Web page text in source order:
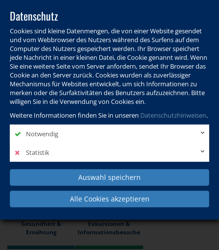
Datenschutz
Cookies sind kleine Datenmengen, die von einer Website gesendet
und vom Webbrowser des Nutzers während des Surfens auf dem
Computer des Nutzers gespeichert werden. Ihr Browser speichert
jede Nachricht in einer kleinen Datei, die Cookie genannt wird. Wenn
Sie eine weitere Seite vom Server anfordern, sendet Ihr Browser das
Cookie an den Server zurück. Cookies wurden als zuverlässiger
Mechanismus für Websites entwickelt, um sich Informationen zu
merken oder die Surfaktivitäten des Benutzers aufzuzeichnen. Bitte
willigen Sie in die Verwendung von Cookies ein.
Weitere Informationen finden Sie in unseren Datenschutzhinweisen.
Notwendig
Statistik
Auswahl speichern
Alle Cookies akzeptieren
Programm Info & Service Aktuelles Warenkorb Login
Ansprechpersonen Kontakt Sitemap
Politik, Wissenschaft &
Internationales
Beruf, IT & Digitales
Gesundheit &
Ernährung
Exkursionen &
Informationsbesuche